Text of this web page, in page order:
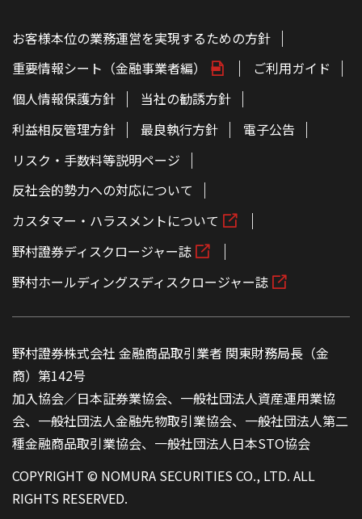
お客様本位の業務運営を実現するための方針
重要情報シート（金融事業者編）
ご利用ガイド
個人情報保護方針
当社の勧誘方針
利益相反管理方針
最良執行方針
電子公告
リスク・手数料等説明ページ
反社会的勢力への対応について
カスタマー・ハラスメントについて
野村證券ディスクロージャー誌
野村ホールディングスディスクロージャー誌
野村證券株式会社 金融商品取引業者 関東財務局長（金
商）第142号
加入協会／日本証券業協会、一般社団法人資産運用業協
会、一般社団法人金融先物取引業協会、一般社団法人第二
種金融商品取引業協会、一般社団法人日本STO協会
COPYRIGHT © NOMURA SECURITIES CO., LTD. ALL
RIGHTS RESERVED.